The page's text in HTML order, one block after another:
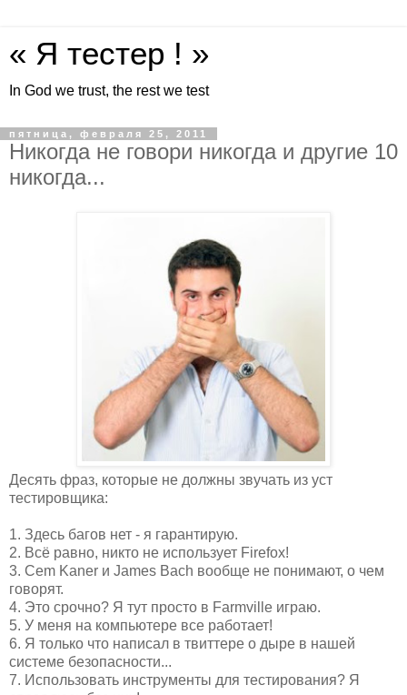
« Я тестер ! »
In God we trust, the rest we test
пятница, февраля 25, 2011
Никогда не говори никогда и другие 10
никогда...
Десять фраз, которые не должны звучать из уст
тестировщика:
1. Здесь багов нет - я гарантирую.
2. Всё равно, никто не использует Firefox!
3. Cem Kaner и James Bach вообще не понимают, о чем
говорят.
4. Это срочно? Я тут просто в Farmville играю.
5. У меня на компьютере все работает!
6. Я только что написал в твиттере о дыре в нашей
системе безопасности...
7. Использовать инструменты для тестирования? Я